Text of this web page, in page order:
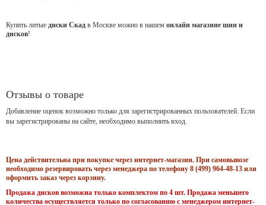
Купить литые диски Скад в Москве можно в нашем онлайн магазине шин и
дисков!
Отзывы о товаре
Добавление оценок возможно только для зарегистрированных пользователей. Если
вы зарегистрированы на сайте, необходимо выполнить вход.
Цена действительна при покупке через интернет-магазин. При самовывозе
необходимо резервировать через менеджера по телефону 8 (499) 964-48-13 или
оформить заказ через корзину.
Продажа дисков возможна только комплектом по 4 шт. Продажа меньшего
количества осуществляется только по согласованию с менеджером интернет-